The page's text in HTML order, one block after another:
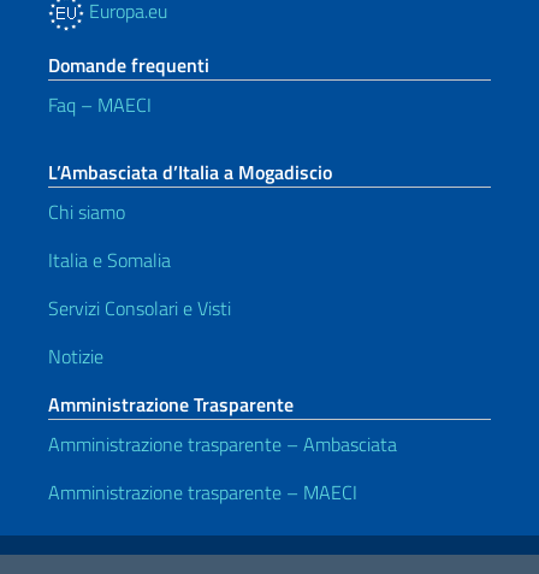
Europa.eu
Domande frequenti
Faq – MAECI
L’Ambasciata d’Italia a Mogadiscio
Chi siamo
Italia e Somalia
Servizi Consolari e Visti
Notizie
Amministrazione Trasparente
Amministrazione trasparente – Ambasciata
Amministrazione trasparente – MAECI
Link Utili